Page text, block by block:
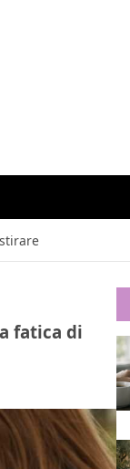
fatica di